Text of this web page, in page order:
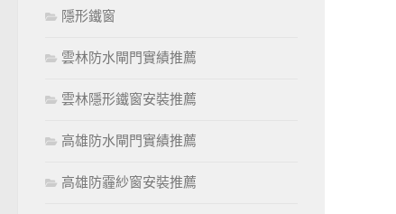
隱形鐵窗
雲林防水閘門實績推薦
雲林隱形鐵窗安裝推薦
高雄防水閘門實績推薦
高雄防霾紗窗安裝推薦